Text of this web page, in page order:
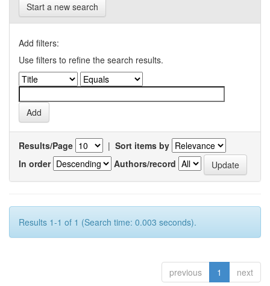
Start a new search
Add filters:
Use filters to refine the search results.
Results/Page | Sort items by
In order
Authors/record
Results 1-1 of 1 (Search time: 0.003 seconds).
previous 1 next